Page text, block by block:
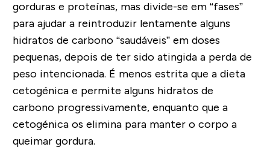
gorduras e proteínas, mas divide-se em “fases”
para ajudar a reintroduzir lentamente alguns
hidratos de carbono “saudáveis” em doses
pequenas, depois de ter sido atingida a perda de
peso intencionada. É menos estrita que a dieta
cetogénica e permite alguns hidratos de
carbono progressivamente, enquanto que a
cetogénica os elimina para manter o corpo a
queimar gordura.